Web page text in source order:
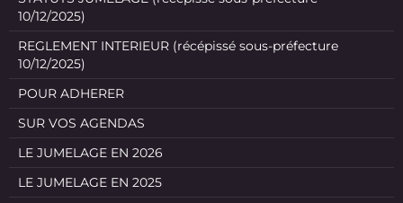
10/12/2025)
REGLEMENT INTERIEUR (récépissé sous-préfecture
10/12/2025)
POUR ADHERER
SUR VOS AGENDAS
LE JUMELAGE EN 2026
LE JUMELAGE EN 2025